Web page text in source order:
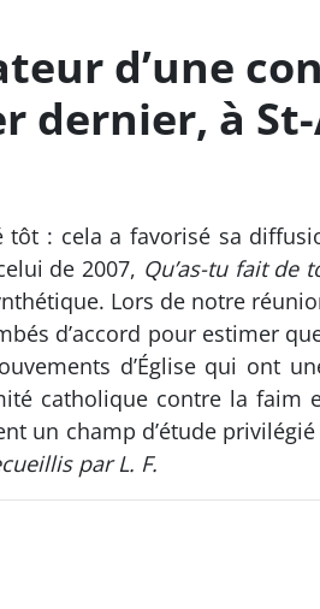
d’une
dernier, à
: cela a favorisé sa
de 2007, Qu’as-tu fait de
Lors de notre
d’accord pour estimer
d’Église qui ont
catholique contre la faim
un champ d’étude
par L. F.